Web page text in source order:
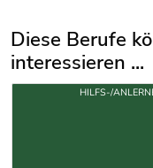
Diese Berufe
interessieren ...
Uber weitereHILFS-/